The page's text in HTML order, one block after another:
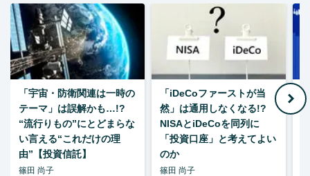
「宇宙・防衛関連は一時の
テーマ」は誤解かも…!?
“流行りもの”にとどまらな
い言える“これだけの理
由”【投資信託】
篠田 尚子
「iDeCoファーストが当
然」は通用しなくなる!?
NISAとiDeCoを同列に
「投資口座」と考えてよい
のか
篠田 尚子